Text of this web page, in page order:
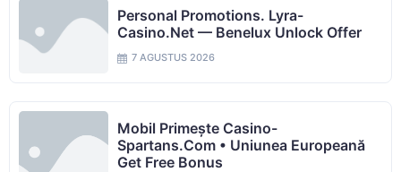
Personal Promotions. Lyra-
Casino.net — Benelux Unlock Offer
7 AGUSTUS 2026
Mobil Primește Casino-
Spartans.com • Uniunea Europeană
Get Free Bonus